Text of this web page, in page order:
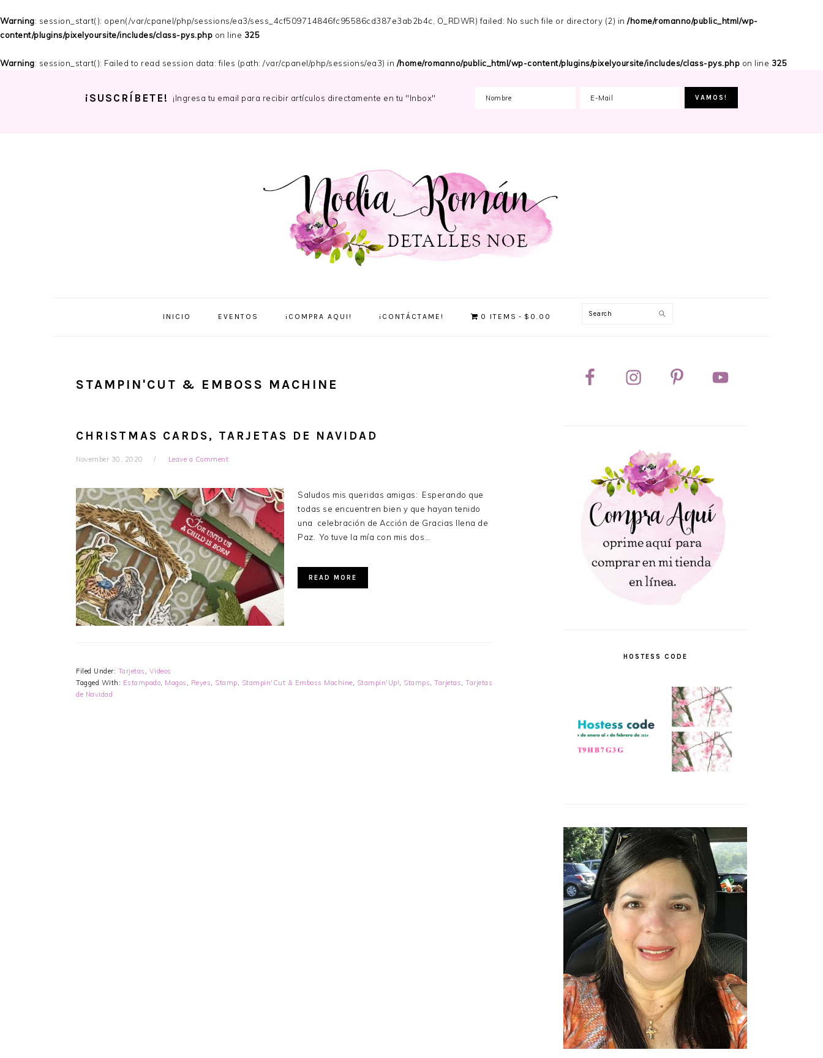
Warning: session_start(): open(/var/cpanel/php/sessions/ea3/sess_4cf509714846fc95586cd387e3ab2b4c, O_RDWR) failed: No such file or directory (2) in /home/romanno/public_html/wp-
content/plugins/pixelyoursite/includes/class-pys.php on line 325
Warning: session_start(): Failed to read session data: files (path: /var/cpanel/php/sessions/ea3) in /home/romanno/public_html/wp-content/plugins/pixelyoursite/includes/class-pys.php on line 325
¡SUSCRÍBETE! ¡Ingresa tu email para recibir artículos directamente en tu "Inbox"
INICIO EVENTOS ¡COMPRA AQUI! ¡CONTÁCTAME! 0 ITEMS $0.00 Search
STAMPIN'CUT & EMBOSS MACHINE
CHRISTMAS CARDS, TARJETAS DE NAVIDAD
November 30, 2020 Leave a Comment
Saludos mis queridas amigas: Esperando que
todas se encuentren bien y que hayan tenido
una celebración de Acción de Gracias llena de
Paz. Yo tuve la mía con mis dos…
READ MORE
Filed Under: Tarjetas
Videos
Tagged With: Estampado Magos Reyes Stamp Stampin'Cut & Emboss Machine Stampin'Up! Stamps Tarjetas Tarjetas
de Navidad
PRIMARY
SIDEBAR
HOSTESS CODE